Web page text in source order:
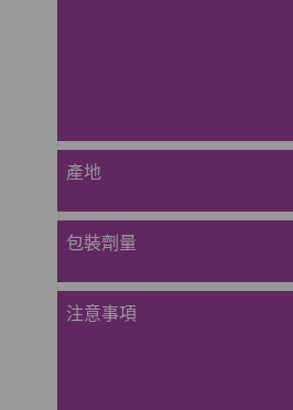
產地
包裝劑量
注意事項